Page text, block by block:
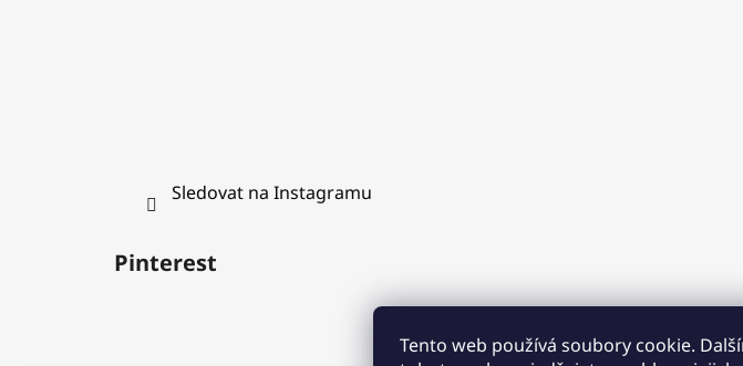
Tento web používá soubory cookie.
Sledovat na Instagramu
Pinterest